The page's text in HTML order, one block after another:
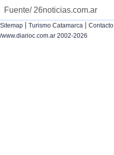
Fuente/ 26noticias.com.ar
Sitemap | Turismo Catamarca | Contacto
/www.diarioc.com.ar 2002-2026